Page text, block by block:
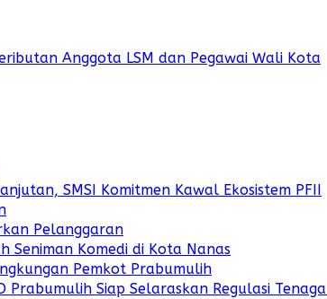
Anggota LSM dan Pegawai Wali Kota
SMSI Komitmen Kawal Ekosistem PFII
Pelanggaran
Seniman Komedi di Kota Nanas
Pemkot Prabumulih
Prabumulih Siap Selaraskan Regulasi